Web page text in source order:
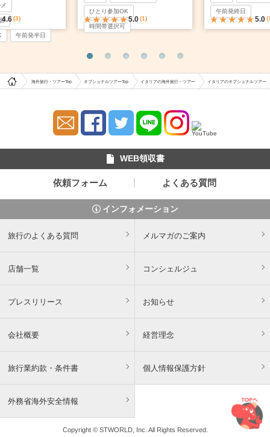
午前発半日
4.6(3)
ひとり参加OK
時間帯選択可
5.0(1)
午前発終日
5.0
海外旅行・ツアーTop オプショナルツアーTop イタリアの海外旅行・ツアー イタリアのオプショナルツアー
WEB領収書
依頼フォーム よくある質問
インフォメーション
旅行のよくある質問 メルマガのご案内
店舗一覧 コンシェルジュ
プレスリリース お知らせ
会社概要 経営理念
旅行業約款・条件書 個人情報保護方針
外務省海外安全情報
Copyright © STWORLD, Inc. All Rights Reserved.